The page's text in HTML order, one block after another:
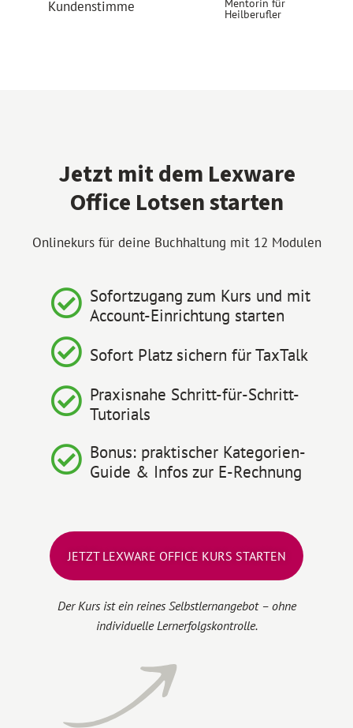
Heilberufler
Jetzt mit dem Lexware
Office Lotsen starten
Onlinekurs für deine Buchhaltung mit 12 Modulen
Sofortzugang zum Kurs und mit
Account-Einrichtung starten
Sofort Platz sichern für TaxTalk
Praxisnahe Schritt-für-Schritt-
Tutorials
Bonus: praktischer Kategorien-
Guide & Infos zur E-Rechnung
JETZT LEXWARE OFFICE KURS STARTEN
Der Kurs ist ein reines Selbstlernangebot – ohne
individuelle Lernerfolgskontrolle.